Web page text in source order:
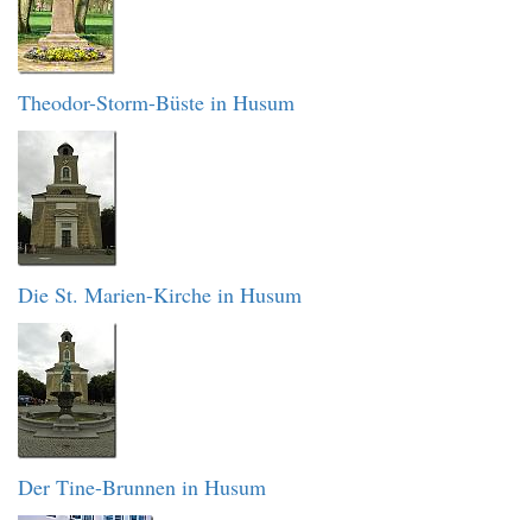
Theodor-Storm-Büste in Husum
Die St. Marien-Kirche in Husum
Der Tine-Brunnen in Husum